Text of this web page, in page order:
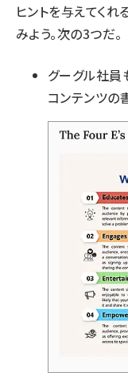
ヒントを与えてくれ
みよう。次の3つだ。
グーグル社員
コンテンツの